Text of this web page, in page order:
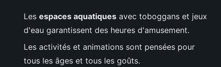
Les espaces aquatiques avec toboggans et jeux
d'eau garantissent des heures d'amusement.
Les activités et animations sont pensées pour
tous les âges et tous les goûts.